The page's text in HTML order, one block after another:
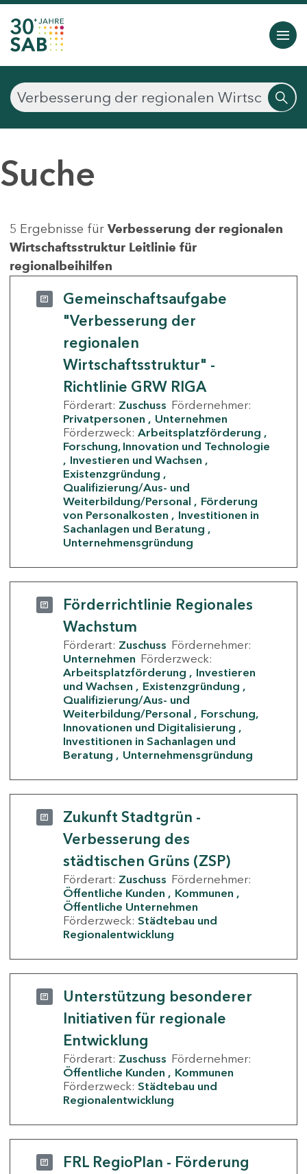
Suche
5 Ergebnisse für Verbesserung der regionalen
Wirtschaftsstruktur Leitlinie für
regionalbeihilfen
Gemeinschaftsaufgabe
"Verbesserung der
regionalen
Wirtschaftsstruktur" -
Richtlinie GRW RIGA
Förderart: Zuschuss Fördernehmer:
Privatpersonen
Unternehmen
Förderzweck: Arbeitsplatzförderung
Forschung, Innovation und Technologie
Investieren und Wachsen
Existenzgründung
Qualifizierung/Aus- und
Weiterbildung/Personal
Förderung
von Personalkosten
Investitionen in
Sachanlagen und Beratung
Unternehmensgründung
Förderrichtlinie Regionales
Wachstum
Förderart: Zuschuss Fördernehmer:
Unternehmen Förderzweck:
Arbeitsplatzförderung
Investieren
und Wachsen
Existenzgründung
Qualifizierung/Aus- und
Weiterbildung/Personal
Forschung,
Innovationen und Digitalisierung
Investitionen in Sachanlagen und
Beratung
Unternehmensgründung
Zukunft Stadtgrün -
Verbesserung des
städtischen Grüns (ZSP)
Förderart: Zuschuss Fördernehmer:
Öffentliche Kunden
Kommunen
Öffentliche Unternehmen
Förderzweck: Städtebau und
Regionalentwicklung
Unterstützung besonderer
Initiativen für regionale
Entwicklung
Förderart: Zuschuss Fördernehmer:
Öffentliche Kunden
Kommunen
Förderzweck: Städtebau und
Regionalentwicklung
FRL RegioPlan - Förderung